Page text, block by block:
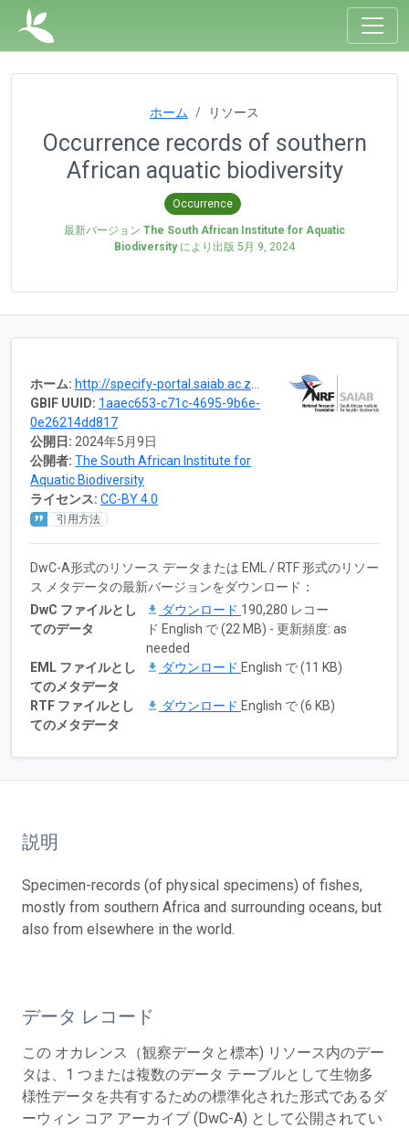
ホーム リソース
Occurrence records of southern
African aquatic biodiversity
Occurrence
最新バージョン The South African Institute for Aquatic
Biodiversityにより出版 5月 9, 2024
ホーム: http://specify-portal.saiab.ac.za/specify-solr/fish/
GBIF UUID: 1aaec653-c71c-4695-9b6e-
0e26214dd817
公開日: 2024年5月9日
公開者: The South African Institute for
Aquatic Biodiversity
ライセンス: CC-BY 4.0
引用方法
DwC-A形式のリソース データまたは EML / RTF 形式のリソー
ス メタデータの最新バージョンをダウンロード：
DwC ファイルとし
てのデータ
ダウンロード 190,280 レコー
ド English で (22 MB) - 更新頻度: as
needed
EML ファイルとし
てのメタデータ
ダウンロード English で (11 KB)
RTF ファイルとし
てのメタデータ
ダウンロード English で (6 KB)
説明
Specimen-records (of physical specimens) of fishes,
mostly from southern Africa and surrounding oceans, but
also from elsewhere in the world.
データ レコード
この オカレンス（観察データと標本) リソース内のデー
タは、1 つまたは複数のデータ テーブルとして生物多
様性データを共有するための標準化された形式であるダ
ーウィン コア アーカイブ (DwC-A) として公開されてい